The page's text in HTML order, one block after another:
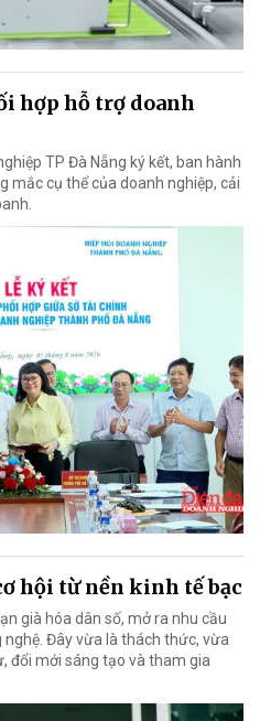
hợp hỗ trợ doanh
TP Đà Nẵng ký kết, ban hành
mắc cụ thể của doanh nghiệp, cải
hội từ nền kinh tế bạc
già hóa dân số, mở ra nhu cầu
nghệ. Đây vừa là thách thức, vừa
đổi mới sáng tạo và tham gia